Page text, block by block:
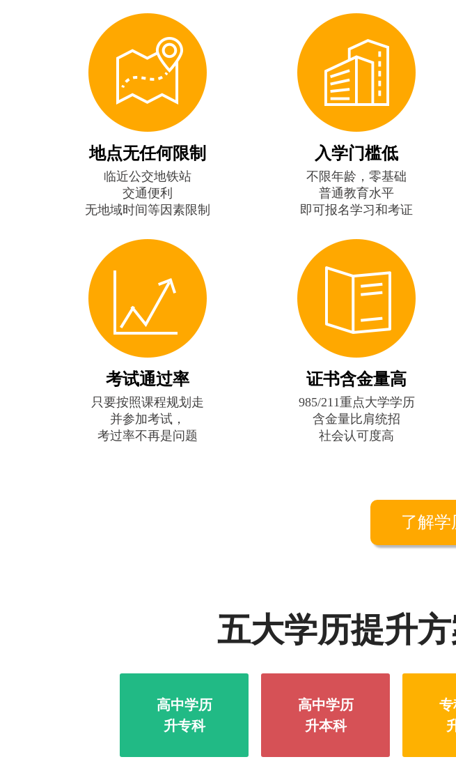
地点无任何限制
临近公交地铁站
交通便利
无地域时间等因素限制
入学门槛低
不限年龄，零基础
普通教育水平
即可报名学习和考证
考试通过率
只要按照课程规划走
并参加考试，
考过率不再是问题
证书含金量高
985/211重点大学学历
含金量比肩统招
社会认可度高
了解学
五大学历提升
高中学历
升专科
高中学历
升本科
专